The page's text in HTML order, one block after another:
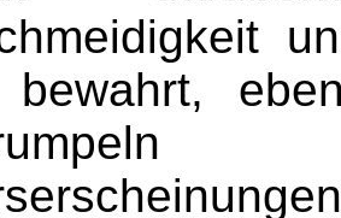
bewahrt,